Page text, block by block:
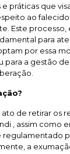
práticas que
ao
Este
para
por essa
para a gestão
de retirar os
, assim como
a